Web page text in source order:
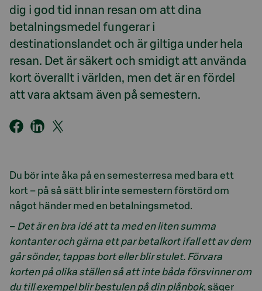
dig i god tid innan resan om att dina
betalningsmedel fungerar i
destinationslandet och är giltiga under hela
resan. Det är säkert och smidigt att använda
kort överallt i världen, men det är en fördel
att vara aktsam även på semestern.
Du bör inte åka på en semesterresa med bara ett
kort – på så sätt blir inte semestern förstörd om
något händer med en betalningsmetod.
– Det är en bra idé att ta med en liten summa
kontanter och gärna ett par betalkort ifall ett av dem
går sönder, tappas bort eller blir stulet. Förvara
korten på olika ställen så att inte båda försvinner om
du till exempel blir bestulen på din plånbok, säger